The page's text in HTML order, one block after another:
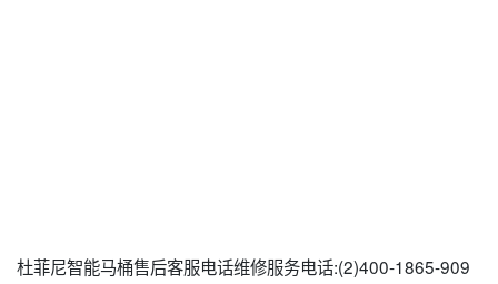
杜菲尼智能马桶售后客服电话维修服务电话:(2)400-1865-909